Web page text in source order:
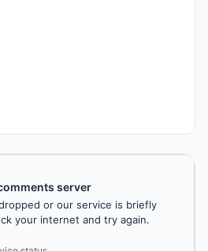
server
or our service is briefly
your internet and try again.